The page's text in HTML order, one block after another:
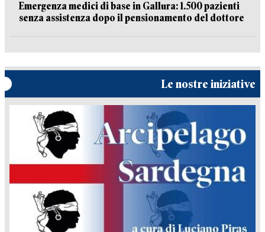
Emergenza medici di base in Gallura: 1.500 pazienti
senza assistenza dopo il pensionamento del dottore
Le nostre iniziative